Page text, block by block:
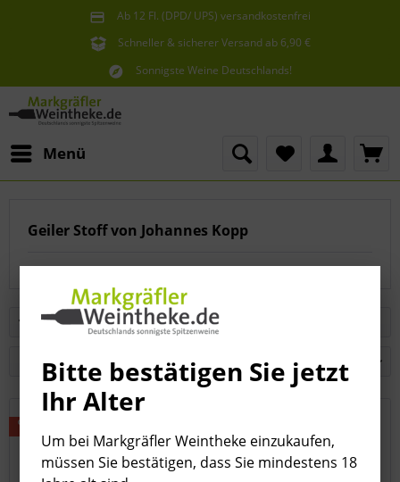
Ab 12 Fl. (DPD/ UPS) versandkostenfrei
innerhalb Deutschlands
Schneller & sicherer Versand ab 6,90 €
Sie erreichen uns unter der Tel: 07621 1685286
Sonnigste Weine Deutschlands!
Menü
Geiler Stoff von Johannes Kopp
Filtern
Bitte bestätigen Sie jetzt
Ihr Alter
Um bei Markgräfler Weintheke einzukaufen,
müssen Sie bestätigen, dass Sie mindestens 18